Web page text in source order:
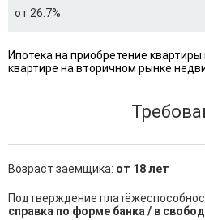
от 26.7%
Ипотека на приобретение
квартире на вторичном рынке
Возраст заемщика: от 18 лет
Подтверждение
справка по форме банка / в